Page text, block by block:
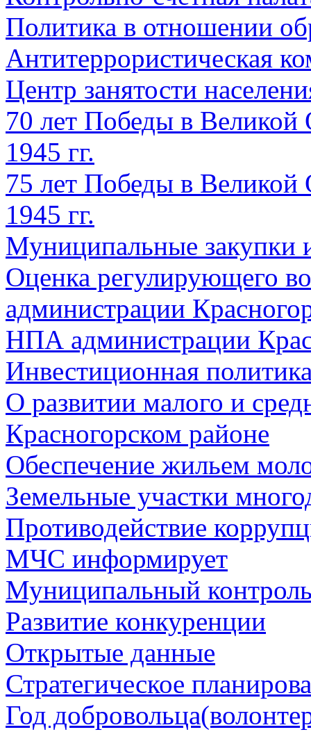
Политика в отношении
Антитеррористическая
Центр занятости
70 лет Победы в Великой
1945 гг.
75 лет Победы в Великой
1945 гг.
Муниципальные закупки
Оценка регулирующего
администрации
НПА администрации
Инвестиционная
О развитии малого и
Красногорском районе
Обеспечение жильем
Земельные участки
Противодействие
МЧС информирует
Муниципальный
Развитие конкуренции
Открытые данные
Стратегическое
Год